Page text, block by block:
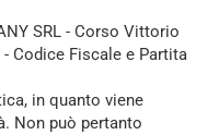
SRL - Corso Vittorio
- Codice Fiscale e Partita
in quanto viene
Non può pertanto